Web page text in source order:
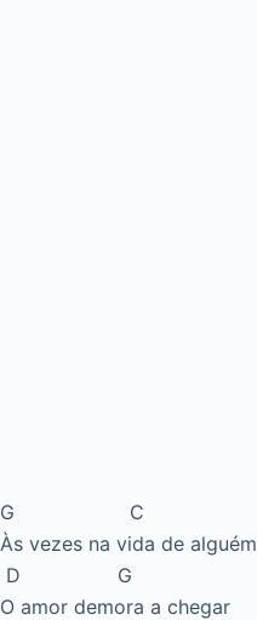
G C
Às vezes na vida de alguém
D G
O amor demora a chegar